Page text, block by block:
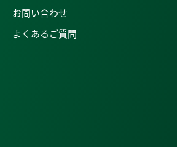
お問い合わせ
よくあるご質問